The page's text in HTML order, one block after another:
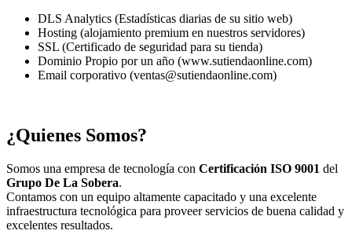
DLS Analytics (Estadísticas diarias de su sitio web)
Hosting (alojamiento premium en nuestros servidores)
SSL (Certificado de seguridad para su tienda)
Dominio Propio por un año (www.sutiendaonline.com)
Email corporativo (ventas@sutiendaonline.com)
¿Quienes Somos?
Somos una empresa de tecnología con Certificación ISO 9001 del
Grupo De La Sobera.
Contamos con un equipo altamente capacitado y una excelente
infraestructura tecnológica para proveer servicios de buena calidad y
excelentes resultados.